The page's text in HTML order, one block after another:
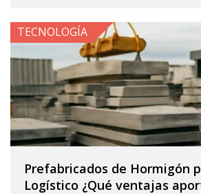
Prefabricados de Hormigón
Logístico ¿Qué ventajas
TECNOLOGÍA